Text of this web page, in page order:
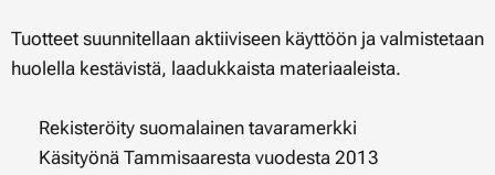
Tuotteet suunnitellaan aktiiviseen käyttöön ja valmistetaan
huolella kestävistä, laadukkaista materiaaleista.
✔ Rekisteröity suomalainen tavaramerkki
✔ Käsityönä Tammisaaresta vuodesta 2013